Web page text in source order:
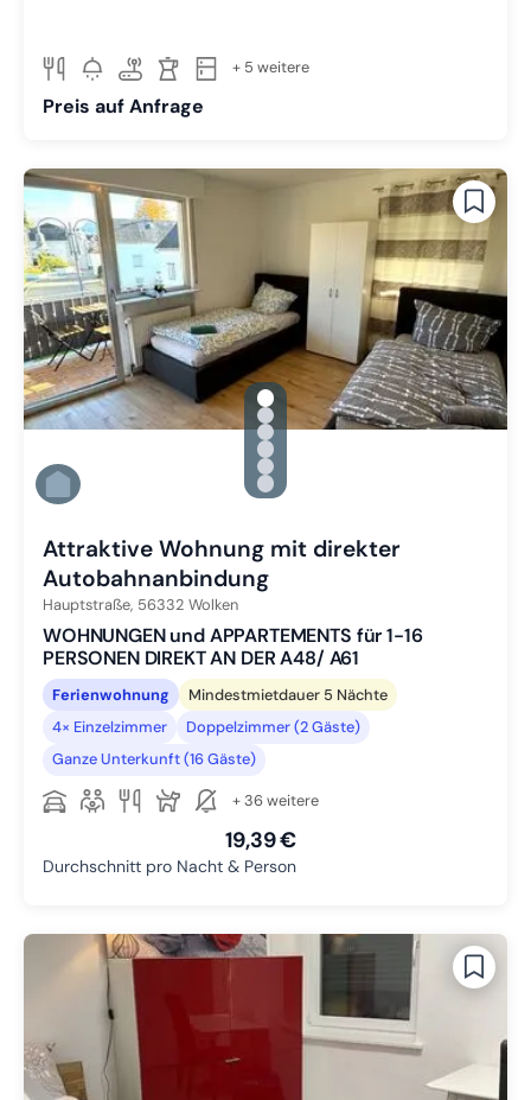
+ 5 weitere
Preis auf Anfrage
gallery.slide_selector
Zu Slide 1 wechseln
Zu Slide 2 wechseln
Zu Slide 3 wechseln
Zu Slide 4 wechseln
Zu Slide 5 wechseln
Zu Slide 6 wechseln
Attraktive Wohnung mit direkter
Autobahnanbindung
Hauptstraße, 56332 Wolken
WOHNUNGEN und APPARTEMENTS für 1-16
PERSONEN DIREKT AN DER A48/ A61
Ferienwohnung
Mindestmietdauer 5 Nächte
4× Einzelzimmer
Doppelzimmer (2 Gäste)
Ganze Unterkunft (16 Gäste)
+ 36 weitere
19,39 €
Durchschnitt pro Nacht & Person